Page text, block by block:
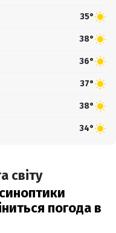
35°
38°
36°
37°
38°
34°
світу
погода в